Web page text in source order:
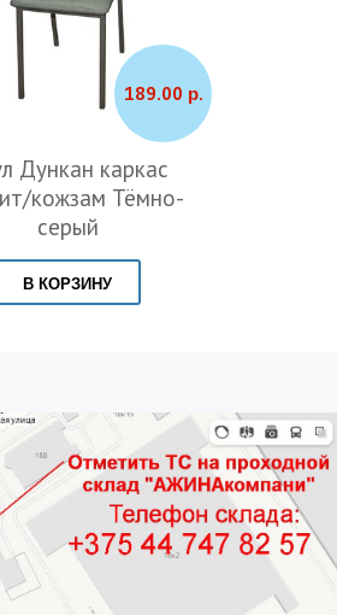
189.00 р.
Дункан каркас
кожзам Тёмно-
серый
В КОРЗИНУ